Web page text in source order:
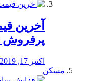
آخرین
پرفروش
اکتبر 17, 2019
مسکن